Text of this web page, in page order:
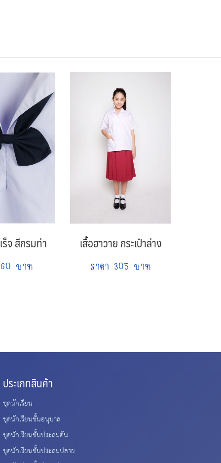
จ สีกรมท่า
บาท
เสื้อฮาวาย กระเป๋าล่าง
ราคา 305 บาท
ประเภทสินค้า
ชุดนักเรียน
ชุดนักเรียนชั้นอนุบาล
ชุดนักเรียนชั้นประถมต้น
ชุดนักเรียนชั้นประถมปลาย